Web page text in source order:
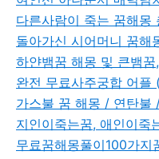
다른사람이 죽는 꿈해몽
돌아가신 시어머니 꿈해
하얀뱀꿈 해몽 및 큰뱀
완전 무료사주궁합 어플
가스불 꿈 해몽 / 연탄불
지인이죽는꿈, 애인이죽
무료꿈해몽풀이100가지